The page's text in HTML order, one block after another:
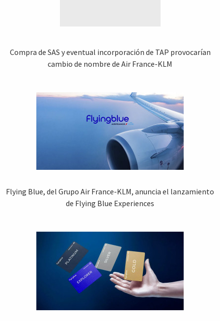
Compra de SAS y eventual incorporación de TAP provocarían
cambio de nombre de Air France-KLM
Flying Blue, del Grupo Air France-KLM, anuncia el lanzamiento
de Flying Blue Experiences